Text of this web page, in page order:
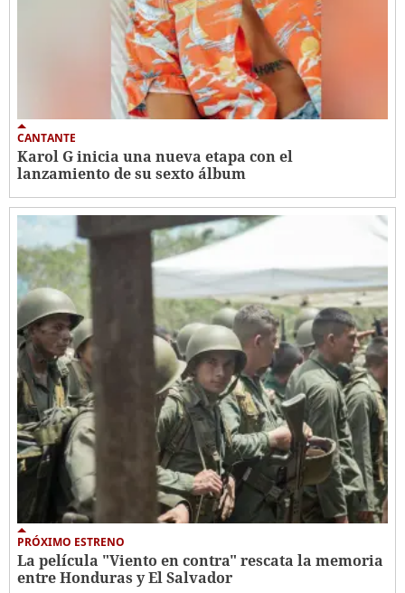
CANTANTE
Karol G inicia una nueva etapa con el
lanzamiento de su sexto álbum
PRÓXIMO ESTRENO
La película "Viento en contra" rescata la memoria
entre Honduras y El Salvador